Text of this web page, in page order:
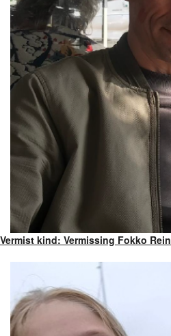
Vermist kind: Vermissing Fokko Rein